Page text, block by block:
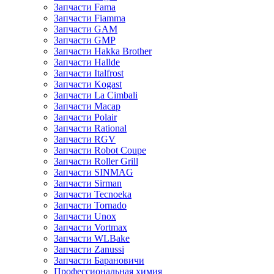
Запчасти Fama
Запчасти Fiamma
Запчасти GAM
Запчасти GMP
Запчасти Hakka Brother
Запчасти Hallde
Запчасти Italfrost
Запчасти Kogast
Запчасти La Cimbali
Запчасти Macap
Запчасти Polair
Запчасти Rational
Запчасти RGV
Запчасти Robot Coupe
Запчасти Roller Grill
Запчасти SINMAG
Запчасти Sirman
Запчасти Tecnoeka
Запчасти Tornado
Запчасти Unox
Запчасти Vortmax
Запчасти WLBake
Запчасти Zanussi
Запчасти Барановичи
Профессиональная химия